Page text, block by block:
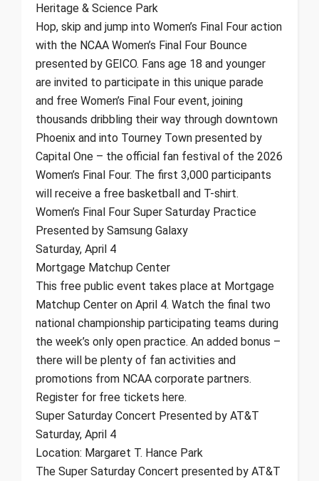
Heritage & Science Park
Hop, skip and jump into Women’s Final Four action
with the NCAA Women’s Final Four Bounce
presented by GEICO. Fans age 18 and younger
are invited to participate in this unique parade
and free Women’s Final Four event, joining
thousands dribbling their way through downtown
Phoenix and into Tourney Town presented by
Capital One – the official fan festival of the 2026
Women’s Final Four. The first 3,000 participants
will receive a free basketball and T-shirt.
Women’s Final Four Super Saturday Practice
Presented by Samsung Galaxy
Saturday, April 4
Mortgage Matchup Center
This free public event takes place at Mortgage
Matchup Center on April 4. Watch the final two
national championship participating teams during
the week’s only open practice. An added bonus –
there will be plenty of fan activities and
promotions from NCAA corporate partners.
Register for free tickets here.
Super Saturday Concert Presented by AT&T
Saturday, April 4
Location: Margaret T. Hance Park
The Super Saturday Concert presented by AT&T